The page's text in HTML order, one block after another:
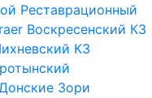
Реставрационный
Воскресенский КЗ
КЗ
Зори